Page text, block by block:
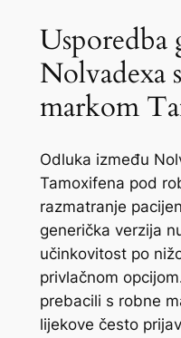
Usporedba
Nolvadexa
markom
Odluka između
Tamoxifena pod
razmatranje
generička verzija
učinkovitost po
privlačnom
prebacili s robne
lijekove često